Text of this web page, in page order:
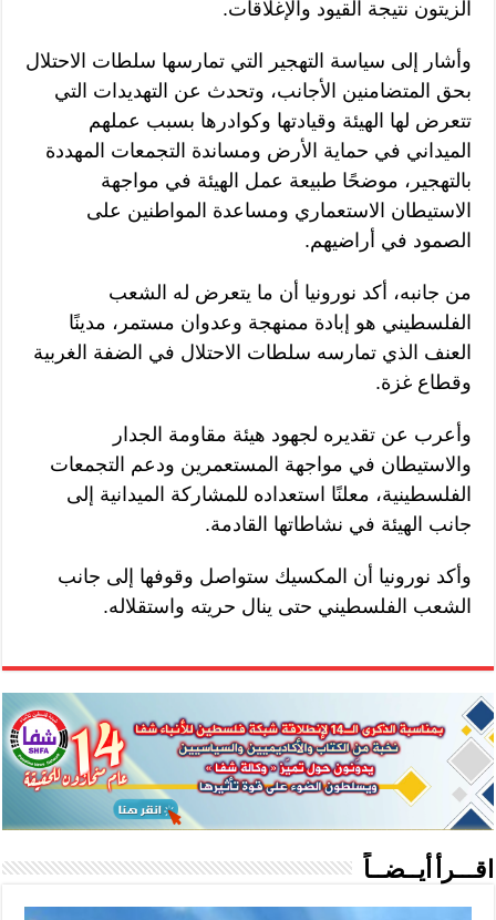
الزيتون نتيجة القيود والإغلاقات.
وأشار إلى سياسة التهجير التي تمارسها سلطات الاحتلال
بحق المتضامنين الأجانب، وتحدث عن التهديدات التي
تتعرض لها الهيئة وقيادتها وكوادرها بسبب عملهم
الميداني في حماية الأرض ومساندة التجمعات المهددة
بالتهجير، موضحًا طبيعة عمل الهيئة في مواجهة
الاستيطان الاستعماري ومساعدة المواطنين على
الصمود في أراضيهم.
من جانبه، أكد نورونيا أن ما يتعرض له الشعب
الفلسطيني هو إبادة ممنهجة وعدوان مستمر، مدينًا
العنف الذي تمارسه سلطات الاحتلال في الضفة الغربية
وقطاع غزة.
وأعرب عن تقديره لجهود هيئة مقاومة الجدار
والاستيطان في مواجهة المستعمرين ودعم التجمعات
الفلسطينية، معلنًا استعداده للمشاركة الميدانية إلى
جانب الهيئة في نشاطاتها القادمة.
وأكد نورونيا أن المكسيك ستواصل وقوفها إلى جانب
الشعب الفلسطيني حتى ينال حريته واستقلاله.
اقـــرأ أيــضــاً